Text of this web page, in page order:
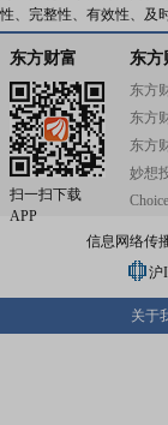
性、完整性、有效性、及
东方财富
扫一扫下载
APP
东方
东方
东方
东方
妙想
信息网络传
沪
关于